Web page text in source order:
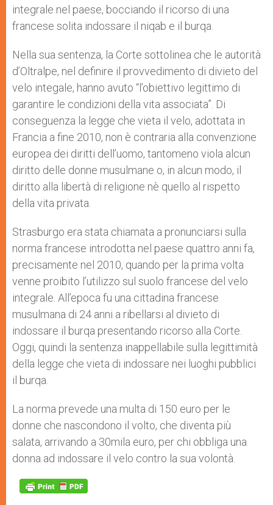
integrale nel paese, bocciando il ricorso di una
francese solita indossare il niqab e il burqa.
Nella sua sentenza, la Corte sottolinea che le autorità
d’Oltralpe, nel definire il provvedimento di divieto del
velo integale, hanno avuto “l’obiettivo legittimo di
garantire le condizioni della vita associata”. Di
conseguenza la legge che vieta il velo, adottata in
Francia a fine 2010, non è contraria alla convenzione
europea dei diritti dell’uomo, tantomeno viola alcun
diritto delle donne musulmane o, in alcun modo, il
diritto alla libertà di religione nè quello al rispetto
della vita privata.
Strasburgo era stata chiamata a pronunciarsi sulla
norma francese introdotta nel paese quattro anni fa,
precisamente nel 2010, quando per la prima volta
venne proibito l’utilizzo sul suolo francese del velo
integrale. All’epoca fu una cittadina francese
musulmana di 24 anni a ribellarsi al divieto di
indossare il burqa presentando ricorso alla Corte.
Oggi, quindi la sentenza inappellabile sulla legittimità
della legge che vieta di indossare nei luoghi pubblici
il burqa.
La norma prevede una multa di 150 euro per le
donne che nascondono il volto, che diventa più
salata, arrivando a 30mila euro, per chi obbliga una
donna ad indossare il velo contro la sua volontà.